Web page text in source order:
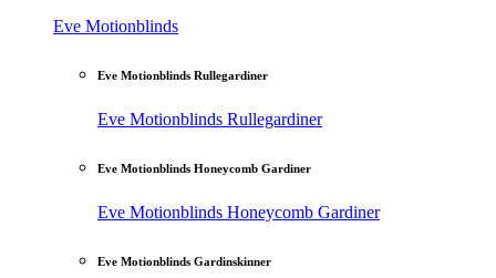
Eve Motionblinds
Eve Motionblinds Rullegardiner
Eve Motionblinds Rullegardiner
Eve Motionblinds Honeycomb Gardiner
Eve Motionblinds Honeycomb Gardiner
Eve Motionblinds Gardinskinner